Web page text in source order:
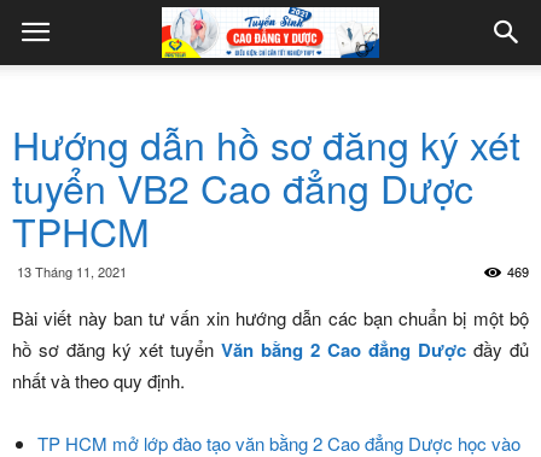
Hướng dẫn hồ sơ đăng ký xét
tuyển VB2 Cao đẳng Dược
TPHCM
13 Tháng 11, 2021 469
Bài viết này ban tư vấn xin hướng dẫn các bạn chuẩn bị một bộ
hồ sơ đăng ký xét tuyển Văn bằng 2 Cao đẳng Dược đầy đủ
nhất và theo quy định.
TP HCM mở lớp đào tạo văn bằng 2 Cao đẳng Dược học vào